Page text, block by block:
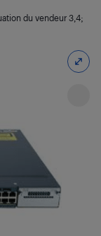
du vendeur 3,4;